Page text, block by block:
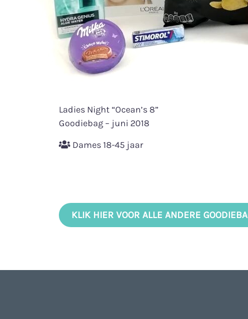
Ladies Night “Ocean’s 8”
Goodiebag – juni 2018
Dames 18-45 jaar
KLIK HIER VOOR ALLE ANDERE